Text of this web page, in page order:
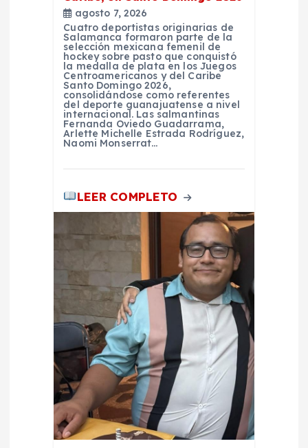
agosto 7, 2026
Cuatro deportistas originarias de
Salamanca formaron parte de la
selección mexicana femenil de
hockey sobre pasto que conquistó
la medalla de plata en los Juegos
Centroamericanos y del Caribe
Santo Domingo 2026,
consolidándose como referentes
del deporte guanajuatense a nivel
internacional. Las salmantinas
Fernanda Oviedo Guadarrama,
Arlette Michelle Estrada Rodríguez,
Naomi Monserrat…
LEER COMPLETO